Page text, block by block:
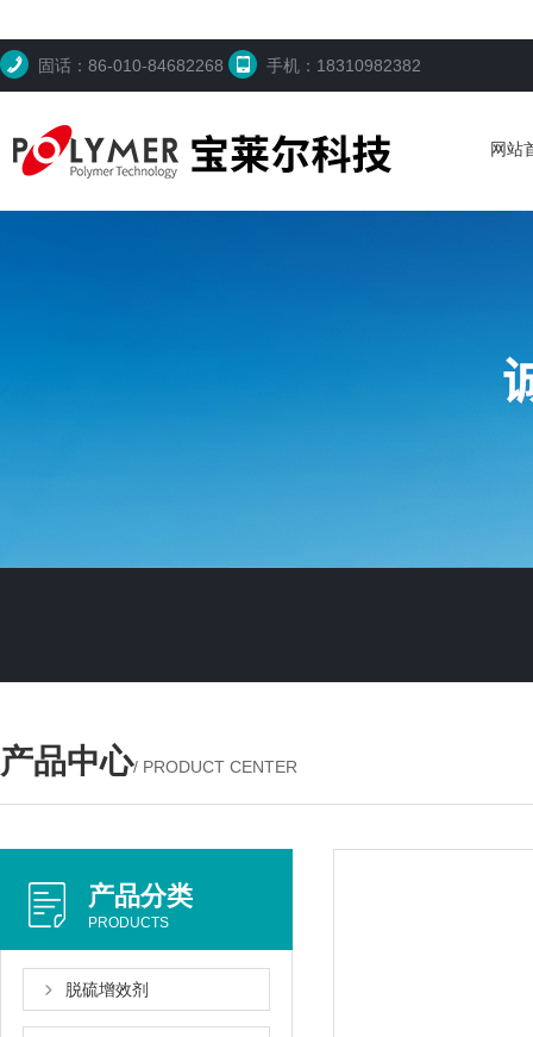
固话：86-010-84682268 手机：18310982382
网站
产品中心/ PRODUCT CENTER
产品分类
PRODUCTS
脱硫增效剂